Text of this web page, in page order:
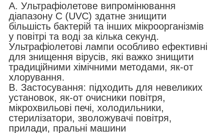
А. Ультрафіолетове випромінювання
діапазону C (UVC) здатне знищити
більшість бактерій та інших мікроорганізмів
у повітрі та воді за кілька секунд.
Ультрафіолетові лампи особливо ефективні
для знищення вірусів, які важко знищити
традиційними хімічними методами, як-от
хлорування.
В. Застосування: підходить для невеликих
установок, як-от очисники повітря,
мікрохвильові печі, холодильники,
стерилізатори, зволожувачі повітря,
прилади, пральні машини